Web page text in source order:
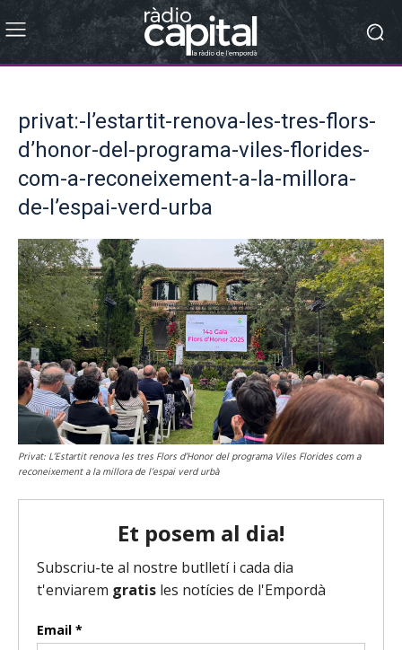
privat:-l’estartit-renova-les-tres-flors-
d’honor-del-programa-viles-florides-
com-a-reconeixement-a-la-millora-
de-l’espai-verd-urba
Privat: L’Estartit renova les tres Flors d’Honor del programa Viles Florides com a
reconeixement a la millora de l’espai verd urbà